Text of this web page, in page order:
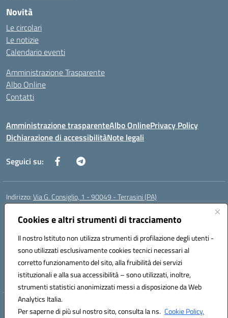
Cookies e altri strumenti di tracciamento
Il nostro Istituto non utilizza strumenti di profilazione degli utenti -
sono utilizzati esclusivamente cookies tecnici necessari al
corretto funzionamento del sito, alla fruibilità dei servizi
istituzionali e alla sua accessibilità – sono utilizzati, inoltre,
strumenti statistici anonimizzati messi a disposizione da Web
Analytics Italia.
Per saperne di più sul nostro sito, consulta la ns. Cookie Policy.
Novità
Le circolari
Le notizie
Calendario eventi
Amministrazione Trasparente
Albo Online
Contatti
Amministrazione trasparenteAlbo OnlinePrivacy Policy
Dichiarazione di accessibilitàNote legali
Seguici su:
Indirizzo:Via G. Consiglio, 1 - 90049 - Terrasini (PA)
Centralino:
Posta elettronica certificata (PEC):paic88700d@pec.istruzione.it
Codice fiscale: 80025710825
Codice meccanografico:PAIC88700D
Codice Indice delle Pubbliche Amministrazioni (IPA): istsc_paic88700d
Codice unico di fatturazione (CUF): UF7LHF
Hosting & Powered by 3D Solution S.r.l.